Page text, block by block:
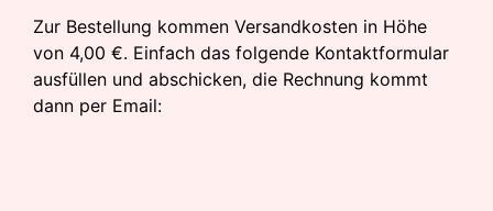
Zur Bestellung kommen Versandkosten in Höhe
von 4,00 €. Einfach das folgende Kontaktformular
ausfüllen und abschicken, die Rechnung kommt
dann per Email: